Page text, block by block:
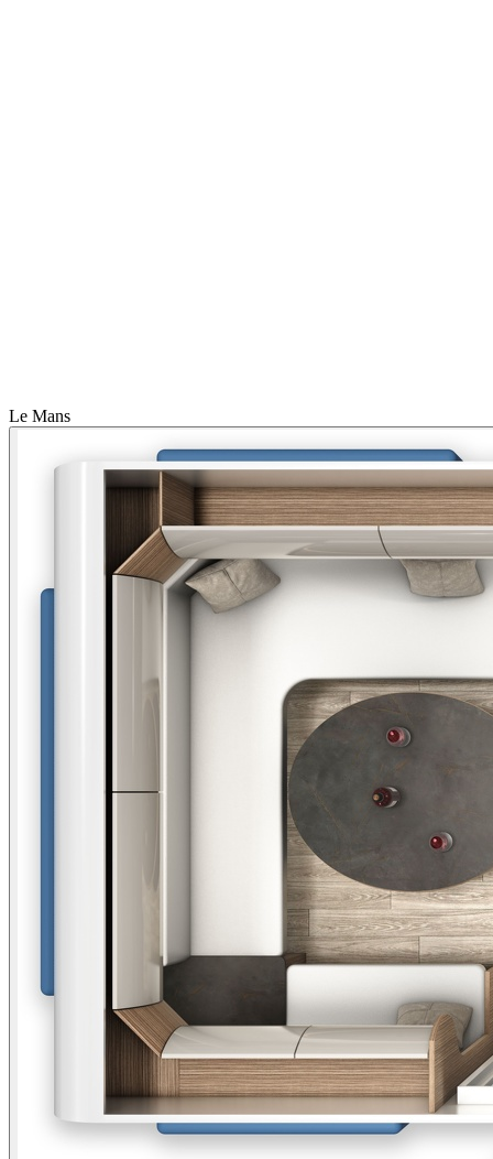
Le Mans